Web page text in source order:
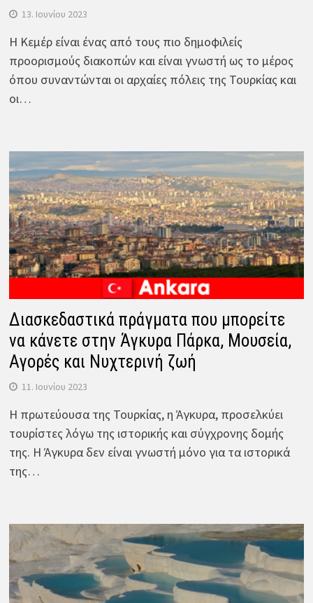
13. Ιουνίου 2023
Η Κεμέρ είναι ένας από τους πιο δημοφιλείς
προορισμούς διακοπών και είναι γνωστή ως το μέρος
όπου συναντώνται οι αρχαίες πόλεις της Τουρκίας και
οι…
Διασκεδαστικά πράγματα που μπορείτε
να κάνετε στην Άγκυρα Πάρκα, Μουσεία,
Αγορές και Νυχτερινή ζωή
11. Ιουνίου 2023
Η πρωτεύουσα της Τουρκίας, η Άγκυρα, προσελκύει
τουρίστες λόγω της ιστορικής και σύγχρονης δομής
της. Η Άγκυρα δεν είναι γνωστή μόνο για τα ιστορικά
της…